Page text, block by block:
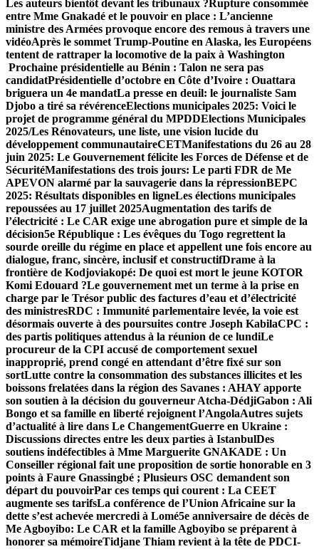
Les auteurs bientôt devant les tribunaux ?Rupture consommée
entre Mme Gnakadé et le pouvoir en place : L’ancienne
ministre des Armées provoque encore des remous à travers une
vidéoAprès le sommet Trump-Poutine en Alaska, les Européens
tentent de rattraper la locomotive de la paix à Washington
Prochaine présidentielle au Bénin : Talon ne sera pas
candidatPrésidentielle d’octobre en Côte d’Ivoire : Ouattara
briguera un 4e mandatLa presse en deuil: le journaliste Sam
Djobo a tiré sa révérenceElections municipales 2025: Voici le
projet de programme général du MPDDElections Municipales
2025/Les Rénovateurs, une liste, une vision lucide du
développement communautaireCETManifestations du 26 au 28
juin 2025: Le Gouvernement félicite les Forces de Défense et de
SécuritéManifestations des trois jours: Le parti FDR de Me
APEVON alarmé par la sauvagerie dans la répressionBEPC
2025: Résultats disponibles en ligneLes élections municipales
repoussées au 17 juillet 2025Augmentation des tarifs de
l’électricité : Le CAR exige une abrogation pure et simple de la
décision5e République : Les évêques du Togo regrettent la
sourde oreille du régime en place et appellent une fois encore au
dialogue, franc, sincère, inclusif et constructifDrame à la
frontière de Kodjoviakopé: De quoi est mort le jeune KOTOR
Komi Edouard ?Le gouvernement met un terme à la prise en
charge par le Trésor public des factures d’eau et d’électricité
des ministresRDC : Immunité parlementaire levée, la voie est
désormais ouverte à des poursuites contre Joseph KabilaCPC :
des partis politiques attendus à la réunion de ce lundiLe
procureur de la CPI accusé de comportement sexuel
inapproprié, prend congé en attendant d’être fixé sur son
sortLutte contre la consommation des substances illicites et les
boissons frelatées dans la région des Savanes : AHAY apporte
son soutien à la décision du gouverneur Atcha-DédjiGabon : Ali
Bongo et sa famille en liberté rejoignent l’AngolaAutres sujets
d’actualité à lire dans Le ChangementGuerre en Ukraine :
Discussions directes entre les deux parties à IstanbulDes
soutiens indéfectibles à Mme Marguerite GNAKADE : Un
Conseiller régional fait une proposition de sortie honorable en 3
points à Faure Gnassingbé ; Plusieurs OSC demandent son
départ du pouvoirPar ces temps qui courent : La CEET
augmente ses tarifsLa conférence de l’Union Africaine sur la
dette s’est achevée mercredi à Lomé5e anniversaire de décès de
Me Agboyibo: Le CAR et la famille Agboyibo se préparent à
honorer sa mémoireTidjane Thiam revient à la tête de PDCI-